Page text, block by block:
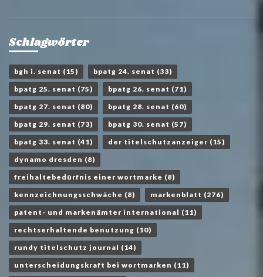
Schlagwörter
bgh i. senat (15) bpatg 24. senat (33)
bpatg 25. senat (75) bpatg 26. senat (71)
bpatg 27. senat (80) bpatg 28. senat (60)
bpatg 29. senat (73) bpatg 30. senat (57)
bpatg 33. senat (41) der titelschutzanzeiger (15)
dynamo dresden (8)
freihaltebedürfnis einer wortmarke (8)
kennzeichnungsschwäche (8) markenblatt (276)
patent- und markenämter international (11)
rechtserhaltende benutzung (10)
rundy titelschutz journal (14)
unterscheidungskraft bei wortmarken (11)